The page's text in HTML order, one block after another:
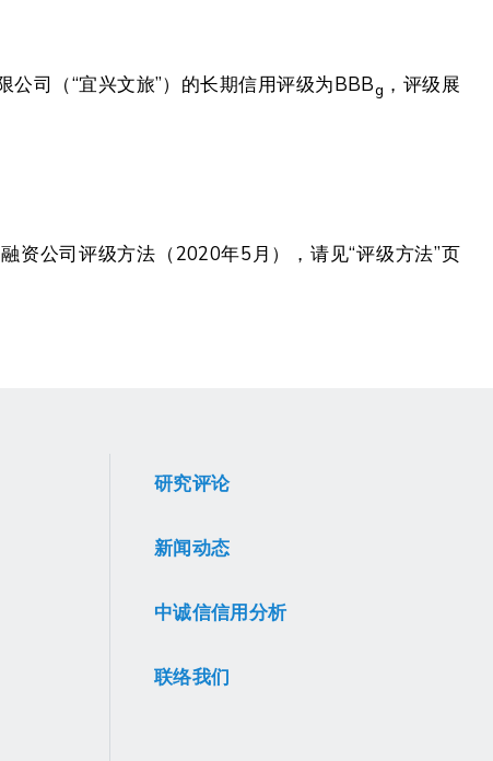
司（“宜兴文旅”）的长期信用评级为BBBg ，评级展
资公司评级方法（2020年5月），请见“评级方法”页
研究评论
新闻动态
中诚信信用分析
联络我们